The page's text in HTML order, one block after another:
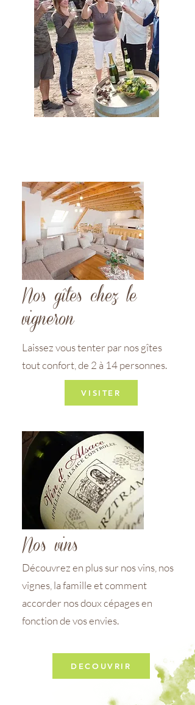
Nos gîtes chez le
vigneron
Laissez vous tenter par nos gîtes
tout confort, de 2 à 14 personnes.
VISITER
Nos vins
Découvrez en plus sur nos vins, nos
vignes, la famille et comment
accorder nos doux cépages en
fonction de vos envies.
DECOUVRIR